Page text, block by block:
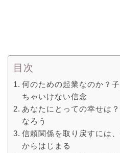
目次
何のための起業なのか？
ちゃいけない信念
あなたにとっての幸せは
なろう
信頼関係を取り戻すには
からはじまる